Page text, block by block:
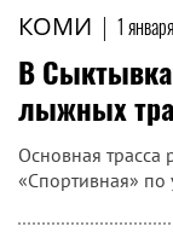
КОМИ | 1
В
лыжных
Основная
«Спортивная» по